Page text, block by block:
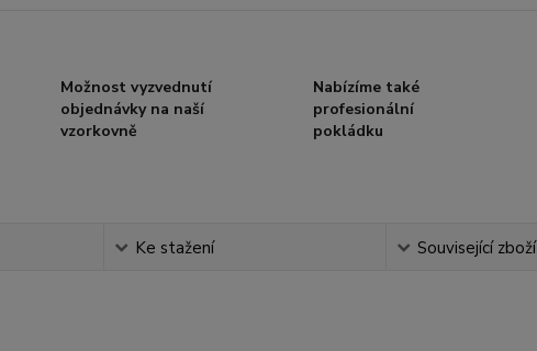
Možnost vyzvednutí
objednávky na naší
vzorkovně
Nabízíme také
profesionální
pokládku
Ke stažení Související zboží